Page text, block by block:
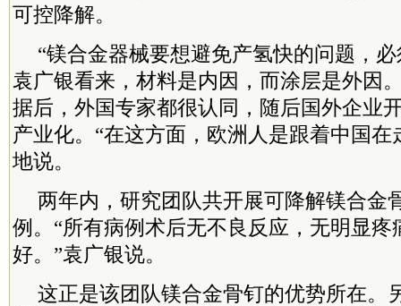
可控降解。
“镁合金器械要想避免产氢快的问题，
袁广银看来，材料是内因，而涂层是外因
据后，外国专家都很认同，随后国外企业
产业化。“在这方面，欧洲人是跟着中国在
地说。
两年内，研究团队共开展可降解镁合金
例。“所有病例术后无不良反应，无明显疼
好。”袁广银说。
这正是该团队镁合金骨钉的优势所在。